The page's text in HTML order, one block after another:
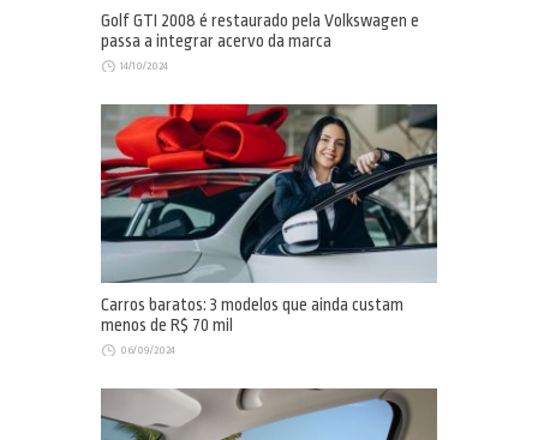
Golf GTI 2008 é restaurado pela Volkswagen e
passa a integrar acervo da marca
14/10/2024
Carros baratos: 3 modelos que ainda custam
menos de R$ 70 mil
06/09/2024